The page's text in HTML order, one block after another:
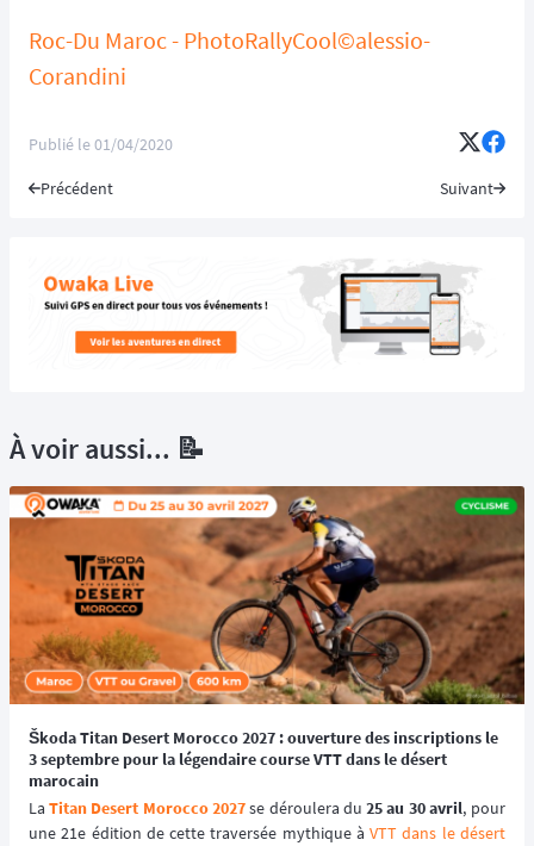
Roc-Du Maroc - PhotoRallyCool©alessio-
Corandini
Publié le01/04/2020
Précédent Suivant
À voir aussi... 📝
Škoda Titan Desert Morocco 2027 : ouverture des inscriptions le
3 septembre pour la légendaire course VTT dans le désert
marocain
La Titan Desert Morocco 2027 se déroulera du 25 au 30 avril, pour
une 21e édition de cette traversée mythique à VTT dans le désert